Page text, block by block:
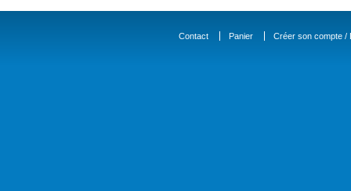
Contact Panier Créer son compte /